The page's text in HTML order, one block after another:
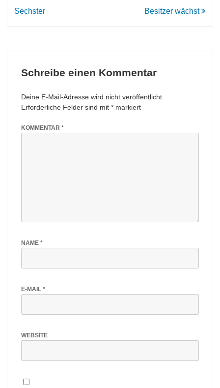
Sechster
Besitzer wächst
Schreibe einen Kommentar
Deine E-Mail-Adresse wird nicht veröffentlicht.
Erforderliche Felder sind mit * markiert
KOMMENTAR *
NAME *
E-MAIL *
WEBSITE